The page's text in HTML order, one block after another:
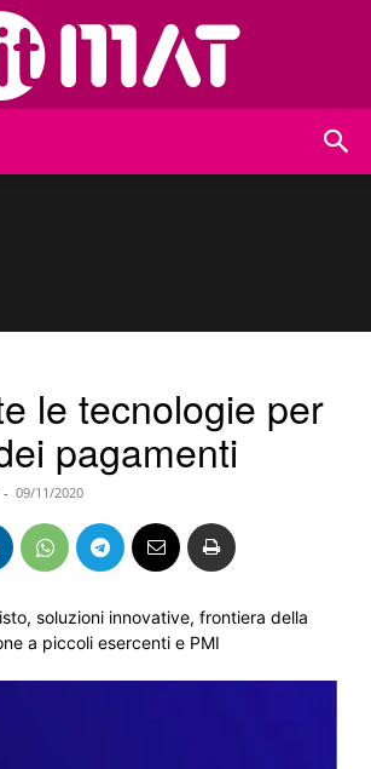
le tecnologie per
pagamenti
- 09/11/2020
soluzioni innovative, frontiera della
a piccoli esercenti e PMI